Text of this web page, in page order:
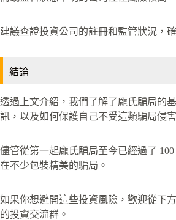
建議查證投資公司的註冊和監管狀況，
結論
透過上文介紹，我們了解了龐氏騙局的
訊，以及如何保護自己不受這類騙局侵
儘管從第一起龐氏騙局至今已經過了
在不少包裝精美的騙局。
如果你想避開這些投資風險，歡迎從下
的投資交流群。